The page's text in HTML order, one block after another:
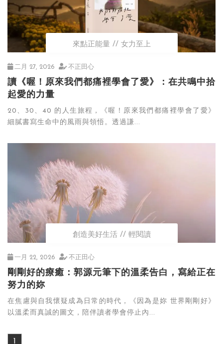
來點正能量 女力至上
二月 27, 2026 不正田心
讀《喔！原來我們都痛裡學會了愛》：在共鳴中拾
起愛的力量
20、30、40 的人生旅程，《喔！原來我們都痛裡學會了愛》
細膩書寫生命中的風雨與領悟。透過謙...
創造美好生活 輕閱讀
一月 22, 2026 不正田心
剛剛好的療癒：郭源元筆下的溫柔告白，寫給正在
努力的妳
在焦慮與自我懷疑成為日常的時代，《因為是妳 世界剛剛好》
以溫柔而真誠的圖文，陪伴讀者學會停止內...
1